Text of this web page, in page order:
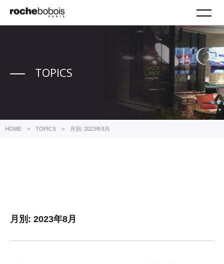
TOPICS
HOME TOPICS 月別: 2023年8月
月別: 2023年8月